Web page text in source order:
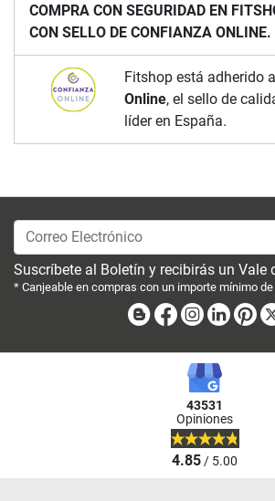
COMPRA CON SEGURIDAD EN
CON SELLO DE CONFIANZA ONLINE.
Fitshop está adherido a
Online, el sello de
líder en España.
Correo Electrónico
Suscríbete al Boletín y recibirás un Vale
* Canjeable en compras con un importe mínimo de
BlogFacebook
Instagram
43531
Opiniones
4.85/ 5.00